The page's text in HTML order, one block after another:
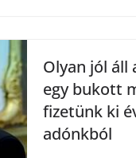
Olyan jól áll
egy bukott
fizetünk ki
adónkból